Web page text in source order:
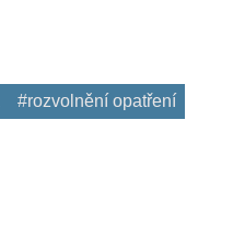
#rozvolnění opatření